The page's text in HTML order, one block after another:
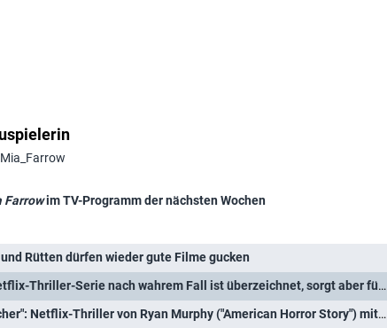
Farrowim TV-Programm der nächsten Wochen
Rütten dürfen wieder gute Filme gucken
"The Watcher": Netflix-Thriller-Serie nach wahrem Fall ist überzeichnet, sorgt aber für Frösteln
Netflix-Thriller von Ryan Murphy ("American Horror Story") mit neuem Trailer